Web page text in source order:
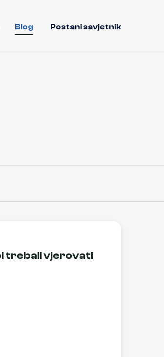
Blog Postani savjetnik
trebali vjerovati